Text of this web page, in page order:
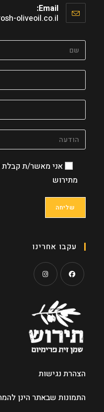
application
Email:
oliveoil.co.il
אני מאשר/ת קבלת
מתירוש
עקבו אחרינו
a
new
tab
in
a
new
tab
הצהרת נגישות
התמונות שבאתר הינן